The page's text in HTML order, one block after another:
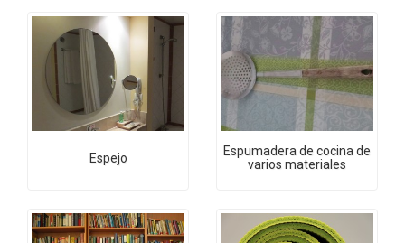
Espejo
Espumadera de cocina de
varios materiales